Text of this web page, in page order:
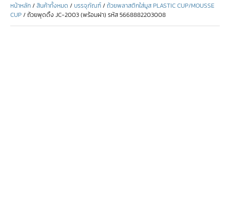
หน้าหลัก/สินค้าทั้งหมด /บรรจุภัณฑ์/ถ้วยพลาสติกใส่มูส PLASTIC CUP/MOUSSE
CUP/ ถ้วยพุดดิ้ง JC-2003 (พร้อมฝา) รหัส 5668882203008